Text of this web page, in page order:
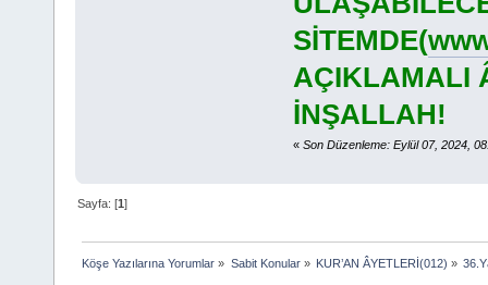
SİTEMDE(
AÇIKLAMALI
İNŞALLAH!
« Son Düzenleme: Eylül 07, 2024,
Sayfa: [1]
Köşe Yazılarına Yorumlar » Sabit Konular» KUR’AN ÂYETLERİ(012) »